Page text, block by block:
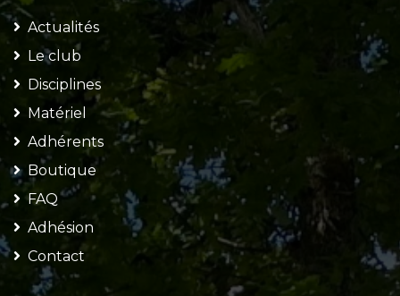
Actualités
Le club
Disciplines
Matériel
Adhérents
Boutique
FAQ
Adhésion
Contact